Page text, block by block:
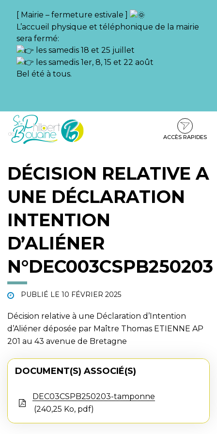
[ Mairie – fermeture estivale ]
L’accueil physique et téléphonique de la mairie
sera fermé:
les samedis 18 et 25 juillet
les samedis 1er, 8, 15 et 22 août
Bel été à tous.
Aller
Aller
contenu
Aller
pied
ACCÈS RAPIDES
DÉCISION RELATIVE A
UNE DÉCLARATION
INTENTION
D’ALIÉNER
N°DEC003CSPB250203
PUBLIÉ LE 10 FÉVRIER 2025
Décision relative à une Déclaration d’Intention
d’Aliéner déposée par Maître Thomas ETIENNE AP
201 au 43 avenue de Bretagne
DOCUMENT(S) ASSOCIÉ(S)
DEC03CSPB250203-tamponne
240,25 Ko, pdf